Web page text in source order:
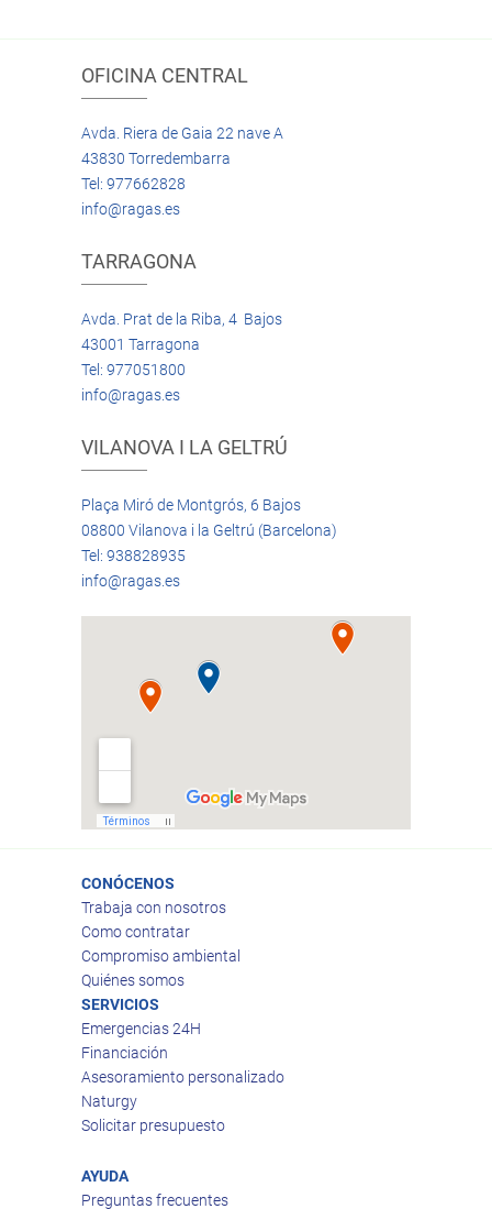
OFICINA CENTRAL
Avda. Riera de Gaia 22 nave A
43830 Torredembarra
Tel: 977662828
info@ragas.es
TARRAGONA
Avda. Prat de la Riba, 4 Bajos
43001 Tarragona
Tel: 977051800
info@ragas.es
VILANOVA I LA GELTRÚ
Plaça Miró de Montgrós, 6 Bajos
08800 Vilanova i la Geltrú (Barcelona)
Tel: 938828935
info@ragas.es
CONÓCENOS
Trabaja con nosotros
Como contratar
Compromiso ambiental
Quiénes somos
SERVICIOS
Emergencias 24H
Financiación
Asesoramiento personalizado
Naturgy
Solicitar presupuesto
AYUDA
Preguntas frecuentes